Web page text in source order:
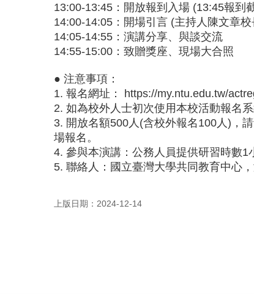
13:00-13:45：開放報到入場 (13:45報到
14:00-14:05：開場引言 (主持人陳文章校
14:05-14:55：演講分享、與談交流
14:55-15:00：致贈獎座、現場大合照
● 注意事項：
1. 報名網址： https://my.ntu.edu.tw/
2. 如為校外人士初次使用本校活動報名
3. 開放名額500人(含校外報名100人)，
場報名。
4. 參與本演講：公務人員提供研習時數1
5. 聯絡人：國立臺灣大學共同教育中心
上版日期：2024-12-14